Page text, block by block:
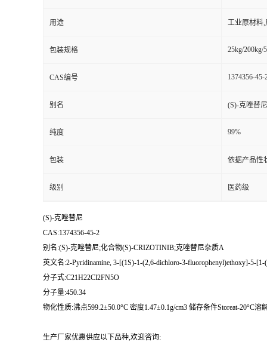
用途 工业原材料
包装规格 25kg/200kg/
CAS编号 1374356-45-
别名 (S)-克唑替
纯度 99%
包装 依据产品性
级别 医药级
(S)-克唑替尼
CAS:1374356-45-2
别名:(S)-克唑替尼;化合物(S)-CRIZOTINIB;克唑替尼杂质A
英文名:2-Pyridinamine, 3-[(1S)-1-(2,6-dichloro-3-fluorophenyl)ethoxy]-5-
分子式:C21H22Cl2FN5O
分子量:450.34
物化性质:沸点599.2±50.0°C 密度1.47±0.1g/cm3 储存条件Storeat-20°C
生产厂家优惠供应以下品种,欢迎咨询: